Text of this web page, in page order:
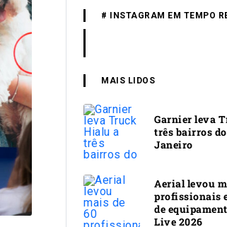
# INSTAGRAM EM TEMPO
MAIS LIDOS
Garnier leva
três bairros
Janeiro
Aerial levou
profissionais
de
Live 2026